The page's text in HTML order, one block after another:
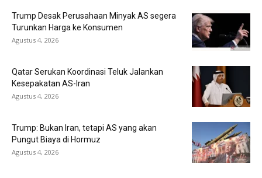
Trump Desak Perusahaan Minyak AS segera
Turunkan Harga ke Konsumen
Agustus 4, 2026
Qatar Serukan Koordinasi Teluk Jalankan
Kesepakatan AS-Iran
Agustus 4, 2026
Trump: Bukan Iran, tetapi AS yang akan
Pungut Biaya di Hormuz
Agustus 4, 2026